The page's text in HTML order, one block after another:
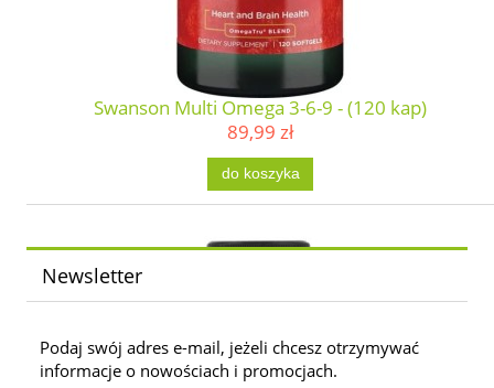
Swanson Multi Omega 3-6-9 - (120 kap)
89,99 zł
do koszyka
Newsletter
Podaj swój adres e-mail, jeżeli chcesz otrzymywać
informacje o nowościach i promocjach.